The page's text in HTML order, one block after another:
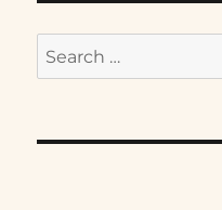
Search
for: